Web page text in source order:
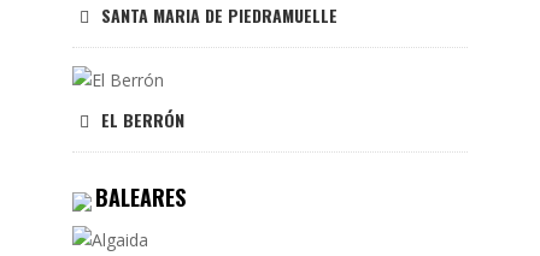
SANTA MARIA DE PIEDRAMUELLE
EL BERRÓN
BALEARES